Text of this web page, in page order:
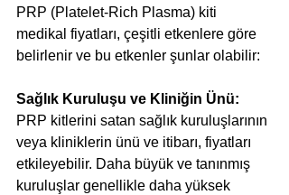
PRP (Platelet-Rich Plasma) kiti
medikal fiyatları, çeşitli etkenlere göre
belirlenir ve bu etkenler şunlar olabilir:
Sağlık Kuruluşu ve Kliniğin Ünü:
PRP kitlerini satan sağlık kuruluşlarının
veya kliniklerin ünü ve itibarı, fiyatları
etkileyebilir. Daha büyük ve tanınmış
kuruluşlar genellikle daha yüksek